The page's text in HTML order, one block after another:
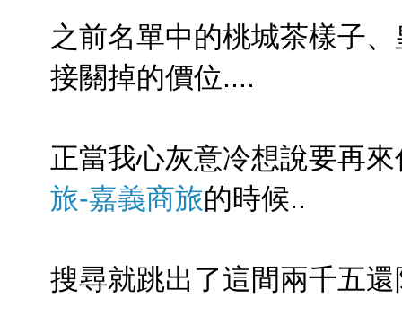
之前名單中的桃城茶樣子
接關掉的價位....
正當我心灰意冷想說要再
旅-嘉義商旅的時候..
搜尋就跳出了這間兩千五